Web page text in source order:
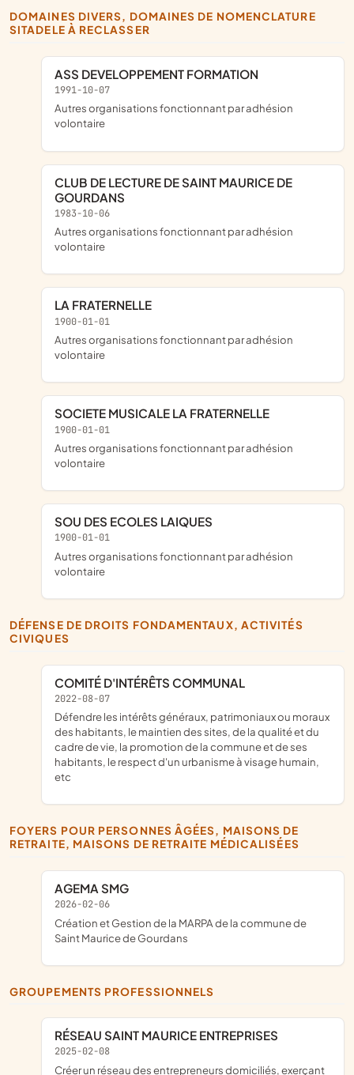
DOMAINES DIVERS, DOMAINES DE NOMENCLATURE
SITADELE À RECLASSER
ASS DEVELOPPEMENT FORMATION
1991-10-07
Autres organisations fonctionnant par adhésion
volontaire
CLUB DE LECTURE DE SAINT MAURICE DE
GOURDANS
1983-10-06
Autres organisations fonctionnant par adhésion
volontaire
LA FRATERNELLE
1900-01-01
Autres organisations fonctionnant par adhésion
volontaire
SOCIETE MUSICALE LA FRATERNELLE
1900-01-01
Autres organisations fonctionnant par adhésion
volontaire
SOU DES ECOLES LAIQUES
1900-01-01
Autres organisations fonctionnant par adhésion
volontaire
DÉFENSE DE DROITS FONDAMENTAUX, ACTIVITÉS
CIVIQUES
COMITÉ D'INTÉRÊTS COMMUNAL
2022-08-07
défendre les intérêts généraux, patrimoniaux ou moraux
des habitants, le maintien des sites, de la qualité et du
cadre de vie, la promotion de la commune et de ses
habitants, le respect d'un urbanisme à visage humain,
etc
FOYERS POUR PERSONNES ÂGÉES, MAISONS DE
RETRAITE, MAISONS DE RETRAITE MÉDICALISÉES
AGEMA SMG
2026-02-06
création et Gestion de la MARPA de la commune de
Saint Maurice de Gourdans
GROUPEMENTS PROFESSIONNELS
RÉSEAU SAINT MAURICE ENTREPRISES
2025-02-08
créer un réseau des entrepreneurs domiciliés, exerçant